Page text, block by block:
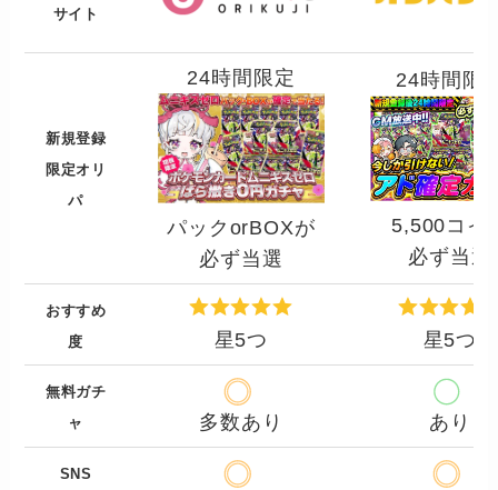
サイト
新規登録
限定オリ
パ
24時間限定
パックorBOXが
必ず当選
24時間限
5,500コイ
必ず当選
おすすめ
度
星5つ 星5つ
無料ガチ
ャ
多数あり あり
SNS